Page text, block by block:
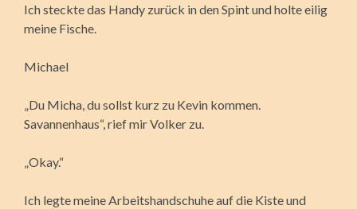
Ich steckte das Handy zurück in den Spint und holte eilig
meine Fische.
Michael
„Du Micha, du sollst kurz zu Kevin kommen.
Savannenhaus“, rief mir Volker zu.
„Okay.“
Ich legte meine Arbeitshandschuhe auf die Kiste und